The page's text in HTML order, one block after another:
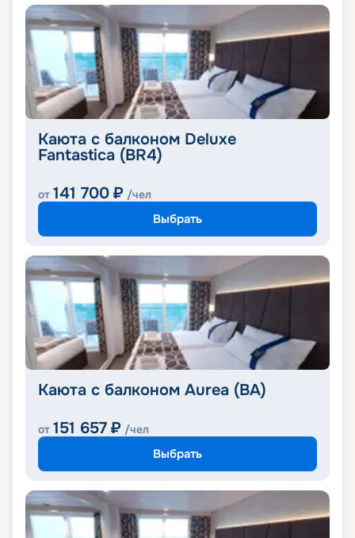
Каюта с балконом Deluxe
Fantastica (BR4)
от 141 700 ₽ /чел
Выбрать
Каюта с балконом Aurea (BA)
от 151 657 ₽ /чел
Выбрать